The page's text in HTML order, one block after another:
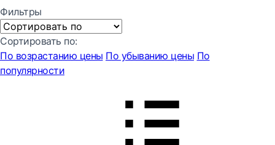
Фильтры
Сортировать по:
По возрастанию цены По убыванию цены По
популярности